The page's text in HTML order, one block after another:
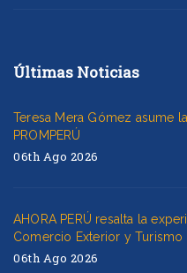
Últimas Noticias
Teresa Mera Gómez asume
PROMPERÚ
06th Ago 2026
AHORA PERÚ resalta la
Comercio Exterior y
06th Ago 2026